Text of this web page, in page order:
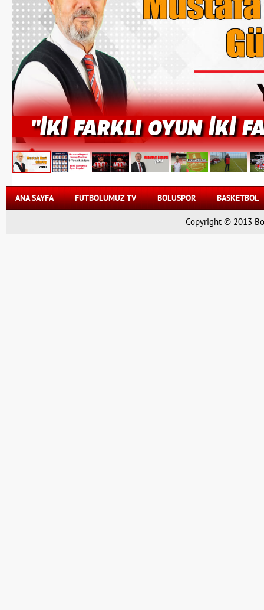
"İKİ FARKLI OYUN İKİ
ANA SAYFA FUTBOLUMUZ TV BOLUSPOR BASKETBOL
Copyright © 2013